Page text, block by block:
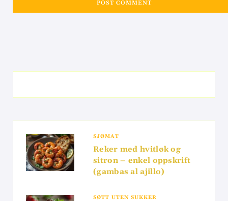
SJØMAT
Reker med hvitløk og
sitron – enkel oppskrift
(gambas al ajillo)
SØTT UTEN SUKKER